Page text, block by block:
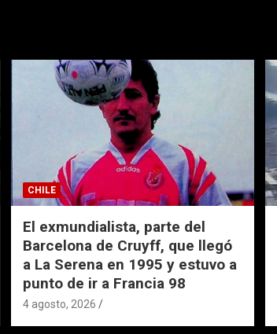
CHILE
El exmundialista, parte del
Barcelona de Cruyff, que llegó
a La Serena en 1995 y estuvo a
punto de ir a Francia 98
4 agosto, 2026